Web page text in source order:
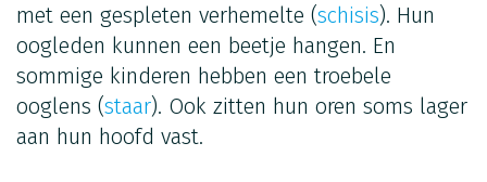
met een gespleten verhemelte (schisis). Hun
oogleden kunnen een beetje hangen. En
sommige kinderen hebben een troebele
ooglens (staar). Ook zitten hun oren soms lager
aan hun hoofd vast.